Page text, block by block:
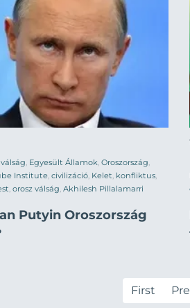
Egyesült Államok Oroszország
Institute civilizáció Kelet konfliktus
orosz válság Akhilesh Pillalamarri
Putyin Oroszország
First